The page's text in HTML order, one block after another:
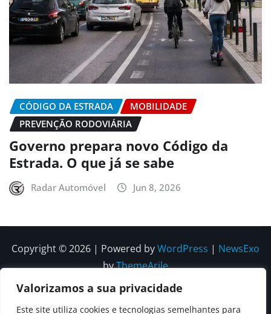
Valorizamos a sua privacidade
Este site utiliza cookies e tecnologias semelhantes para
CÓDIGO DA ESTRADA
MOBILIDADE
PREVENÇÃO RODOVIÁRIA
Governo prepara novo Código da
Estrada. O que já se sabe
Radar Automóvel Jun 8, 2026
Copyright © 2026 | Powered byWordPress | NewsExo
byThemeArile
Política de